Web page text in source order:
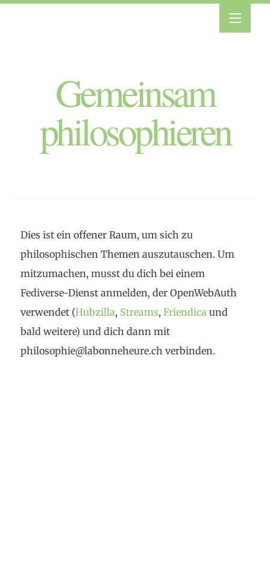
Gemeinsam
philosophieren
Dies ist ein offener Raum, um sich zu
philosophischen Themen auszutauschen. Um
mitzumachen, musst du dich bei einem
Fediverse-Dienst anmelden, der OpenWebAuth
verwendet (Hubzilla, Streams, Friendica und
bald weitere) und dich dann mit
philosophie@labonneheure.ch verbinden.